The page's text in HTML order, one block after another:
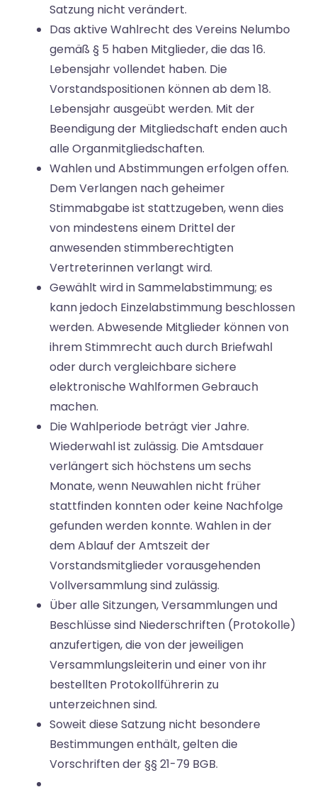
Satzung nicht verändert.
Das aktive Wahlrecht des Vereins Nelumbo
gemäß § 5 haben Mitglieder, die das 16.
Lebensjahr vollendet haben. Die
Vorstandspositionen können ab dem 18.
Lebensjahr ausgeübt werden. Mit der
Beendigung der Mitgliedschaft enden auch
alle Organmitgliedschaften.
Wahlen und Abstimmungen erfolgen offen.
Dem Verlangen nach geheimer
Stimmabgabe ist stattzugeben, wenn dies
von mindestens einem Drittel der
anwesenden stimmberechtigten
Vertreterinnen verlangt wird.
Gewählt wird in Sammelabstimmung; es
kann jedoch Einzelabstimmung beschlossen
werden. Abwesende Mitglieder können von
ihrem Stimmrecht auch durch Briefwahl
oder durch vergleichbare sichere
elektronische Wahlformen Gebrauch
machen.
Die Wahlperiode beträgt vier Jahre.
Wiederwahl ist zulässig. Die Amtsdauer
verlängert sich höchstens um sechs
Monate, wenn Neuwahlen nicht früher
stattfinden konnten oder keine Nachfolge
gefunden werden konnte. Wahlen in der
dem Ablauf der Amtszeit der
Vorstandsmitglieder vorausgehenden
Vollversammlung sind zulässig.
Über alle Sitzungen, Versammlungen und
Beschlüsse sind Niederschriften (Protokolle)
anzufertigen, die von der jeweiligen
Versammlungsleiterin und einer von ihr
bestellten Protokollführerin zu
unterzeichnen sind.
Soweit diese Satzung nicht besondere
Bestimmungen enthält, gelten die
Vorschriften der §§ 21-79 BGB.